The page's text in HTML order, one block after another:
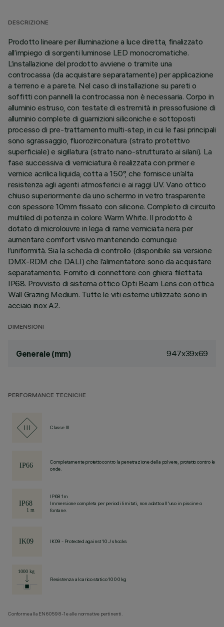
DESCRIZIONE
Prodotto lineare per illuminazione a luce diretta, finalizzato
all’impiego di sorgenti luminose LED monocromatiche.
L’installazione del prodotto avviene o tramite una
controcassa (da acquistare separatamente) per applicazione
a terreno e a parete. Nel caso di installazione su pareti o
soffitti con pannelli la controcassa non è necessaria. Corpo in
alluminio estruso, con testate di estremità in pressofusione di
alluminio complete di guarnizioni siliconiche e sottoposti
processo di pre-trattamento multi-step, in cui le fasi principali
sono sgrassaggio, fluorozirconatura (strato protettivo
superficiale) e sigillatura (strato nano-strutturato ai silani). La
fase successiva di verniciatura è realizzata con primer e
vernice acrilica liquida, cotta a 150°, che fornisce un’alta
resistenza agli agenti atmosferici e ai raggi UV. Vano ottico
chiuso superiormente da uno schermo in vetro trasparente
con spessore 10mm fissato con silicone. Completo di circuito
multiled di potenza in colore Warm White. Il prodotto è
dotato di microlouvre in lega di rame verniciata nera per
aumentare comfort visivo mantenendo comunque
l’uniformità. Sia la scheda di controllo (disponibile sia versione
DMX-RDM che DALI) che l’alimentatore sono da acquistare
separatamente. Fornito di connettore con ghiera filettata
IP68. Provvisto di sistema ottico Opti Beam Lens con ottica
Wall Grazing Medium. Tutte le viti esterne utilizzate sono in
acciaio inox A2.
DIMENSIONI
Generale (mm) 947x39x69
PERFORMANCE TECNICHE
Classe III
Completamente protetto contro la penetrazione della polvere, protetto contro le
onde.
IP68 1m
Immersione completa per periodi limitati, non adatto all'uso in piscine o
fontane.
IK09 - Protected against 10 J shocks
Resistenza al carico statico 1000 kg
Conforme alla EN60598-1 e alle normative pertinenti.